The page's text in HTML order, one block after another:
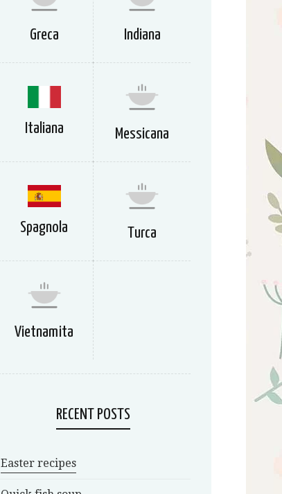
Greca Indiana
Italiana Messicana
Spagnola Turca
Vietnamita
RECENT POSTS
Easter recipes